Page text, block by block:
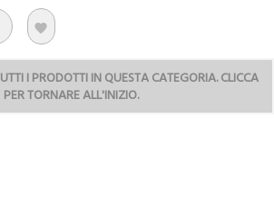

I PRODOTTI IN QUESTA CATEGORIA. CLICCA
PER TORNARE ALL'INIZIO.